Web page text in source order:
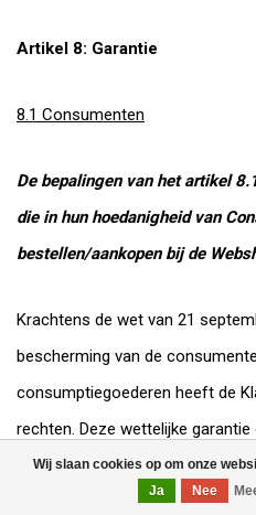
Artikel 8: Garantie
8.1 Consumenten
De bepalingen van het artikel
die in hun hoedanigheid van
bestellen/aankopen bij de
Krachtens de wet van 21
bescherming van de
consumptiegoederen heeft de
rechten. Deze wettelijke
levering aan de eerste
commerciële garantie laat deze
Wij slaan cookies op om onze
Ja
Nee